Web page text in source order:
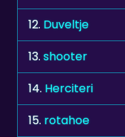
13. shooter
14.Herciteri
15. rotahoe
16. faster2